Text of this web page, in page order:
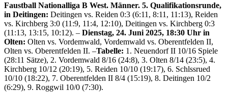
Faustball Nationalliga B West. Männer. 5. Qualifikationsrunde,
in Deitingen: Deitingen vs. Reiden 0:3 (6:11, 8:11, 11:13), Reiden
vs. Kirchberg 3:0 (11:9, 11:4, 12:10), Deitingen vs. Kirchberg 0:3
(11:13, 13:15, 10:12). – Dienstag, 24. Juni 2025, 18:30 Uhr in
Olten: Olten vs. Vordemwald, Vordemwald vs. Oberentfelden II,
Olten vs. Oberentfelden II. –Tabelle: 1. Neuendorf II 10/16 Spiele
(28:11 Sätze), 2. Vordemwald 8/16 (24:8), 3. Olten 8/14 (23:5), 4.
Kirchberg 10/12 (20:19), 5. Reiden 10/10 (19:17), 6. Schlssrued
10/10 (18:22), 7. Oberentfelden II 8/4 (15:19), 8. Deitingen 10/2
(6:29), 9. Roggwil 10/0 (7:30).